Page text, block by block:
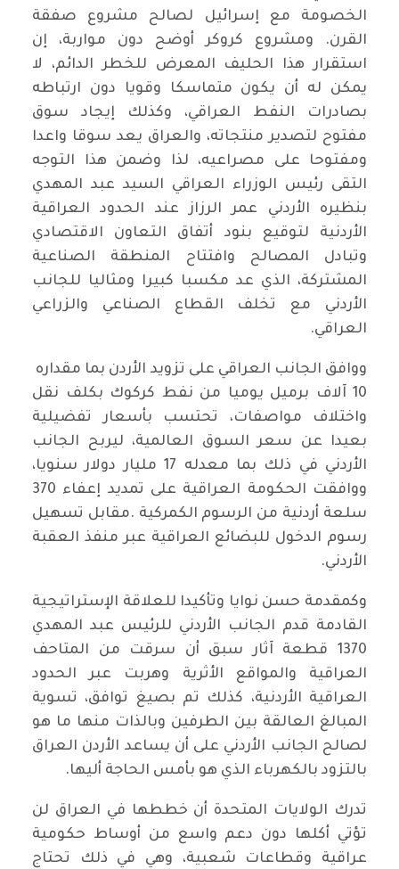
الخصومة مع إسرائيل لصالح مشروع صفقة
القرن. ومشروع كروكر أوضح دون مواربة، إن
استقرار هذا الحليف المعرض للخطر الدائم، لا
يمكن له أن يكون متماسكا وقويا دون ارتباطه
بصادرات النفط العراقي، وكذلك إيجاد سوق
مفتوح لتصدير منتجاته، والعراق يعد سوقا واعدا
ومفتوحا على مصراعيه، لذا وضمن هذا التوجه
التقى رئيس الوزراء العراقي السيد عبد المهدي
بنظيره الأردني عمر الرزاز عند الحدود العراقية
الأردنية لتوقيع بنود أتفاق التعاون الاقتصادي
وتبادل المصالح وافتتاح المنطقة الصناعية
المشتركة، الذي عد مكسبا كبيرا ومثاليا للجانب
الأردني مع تخلف القطاع الصناعي والزراعي
العراقي.
ووافق الجانب العراقي على تزويد الأردن بما مقداره
10 آلاف برميل يوميا من نفط كركوك بكلف نقل
واختلاف مواصفات، تحتسب بأسعار تفضيلية
بعيدا عن سعر السوق العالمية، ليربح الجانب
الأردني في ذلك بما معدله 17 مليار دولار سنويا،
ووافقت الحكومة العراقية على تمديد إعفاء 370
سلعة أردنية من الرسوم الكمركية .مقابل تسهيل
رسوم الدخول للبضائع العراقية عبر منفذ العقبة
الأردني.
وكمقدمة حسن نوايا وتأكيدا للعلاقة الإستراتيجية
القادمة قدم الجانب الأردني للرئيس عبد المهدي
1370 قطعة آثار سبق أن سرقت من المتاحف
العراقية والمواقع الأثرية وهربت عبر الحدود
العراقية الأردنية، كذلك تم بصيغ توافق، تسوية
المبالغ العالقة بين الطرفين وبالذات منها ما هو
لصالح الجانب الأردني على أن يساعد الأردن العراق
بالتزود بالكهرباء الذي هو بأمس الحاجة أليها.
تدرك الولايات المتحدة أن خططها في العراق لن
تؤتي أكلها دون دعم واسع من أوساط حكومية
عراقية وقطاعات شعبية، وهي في ذلك تحتاج